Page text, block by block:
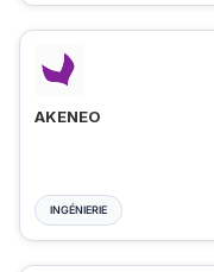
AKENEO
INGÉNIERIE